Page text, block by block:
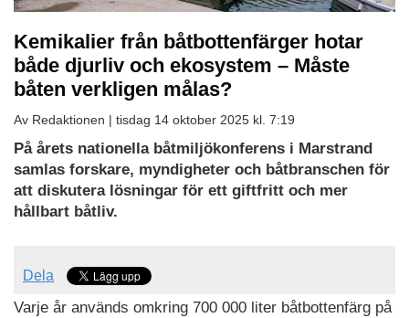
Kemikalier från båtbottenfärger hotar
både djurliv och ekosystem – Måste
båten verkligen målas?
Av Redaktionen | tisdag 14 oktober 2025 kl. 7:19
På årets nationella båtmiljökonferens i Marstrand
samlas forskare, myndigheter och båtbranschen för
att diskutera lösningar för ett giftfritt och mer
hållbart båtliv.
Dela
Varje år används omkring 700 000 liter båtbottenfärg på